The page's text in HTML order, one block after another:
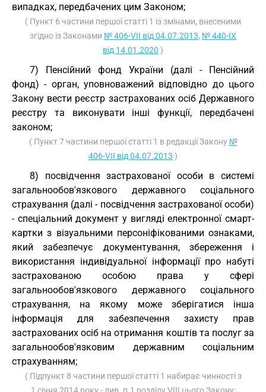
випадках, передбачених цим Законом;
( Пункт 6 частини першої статті 1 із змінами, внесеними
згідно із Законами № 406-VII від 04.07.2013, № 440-IX
від 14.01.2020 )
7) Пенсійний фонд України (далі - Пенсійний
фонд) - орган, уповноважений відповідно до цього
Закону вести реєстр застрахованих осіб Державного
реєстру та виконувати інші функції, передбачені
законом;
( Пункт 7 частини першої статті 1 в редакції Закону №
406-VII від 04.07.2013 )
8) посвідчення застрахованої особи в системі
загальнообов'язкового державного соціального
страхування (далі - посвідчення застрахованої особи)
- спеціальний документ у вигляді електронної смарт-
картки з візуальними персоніфікованими ознаками,
який забезпечує документування, збереження і
використання індивідуальної інформації про набуті
застрахованою особою права у сфері
загальнообов'язкового державного соціального
страхування, на якому може зберігатися інша
інформація для забезпечення захисту прав
застрахованих осіб на отримання коштів та послуг за
загальнообов'язковим державним соціальним
страхуванням;
( Підпункт 8 частини першої статті 1 набирає чинності з